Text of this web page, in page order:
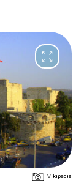
Vikipedia